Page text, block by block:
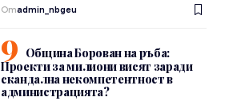
Отadmin_nbgeu
Община Борован на ръба:
Проекти за милиони висят заради
скандална некомпетентност в
администрацията?